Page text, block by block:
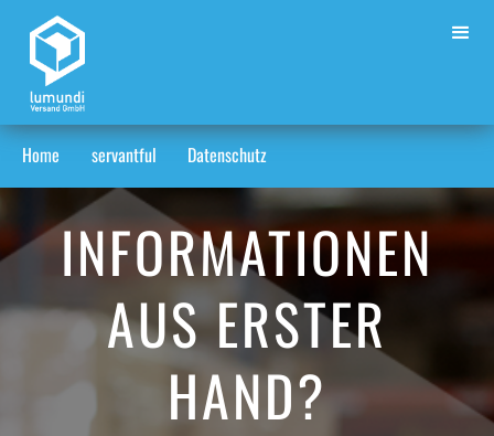
Home servantful Datenschutz
INFORMATIONEN
AUS ERSTER
HAND?